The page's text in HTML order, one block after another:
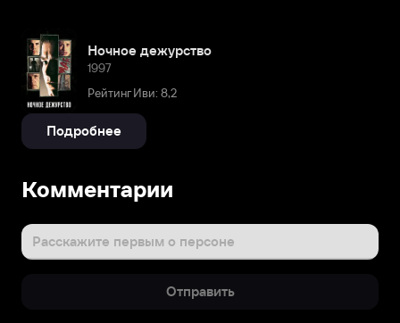
Ночное дежурство
1997
Рейтинг Иви: 8,2
Подробнее
Комментарии
Расскажите первым о персоне
Отправить